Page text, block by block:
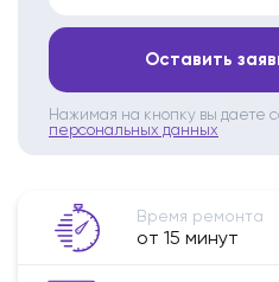
Оставить
Нажимая на кнопку вы даете
персональных данных
Время ремонта
от 15 минут